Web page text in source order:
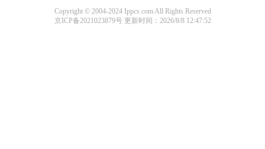
Copyright © 2004-2024 Ippcs.com All Rights Reserved
京ICP备2021023879号 更新时间：2026/8/8 12:47:52